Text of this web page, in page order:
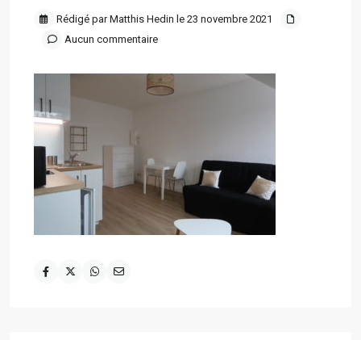
Rédigé par Matthis Hedin le 23 novembre 2021
Aucun commentaire